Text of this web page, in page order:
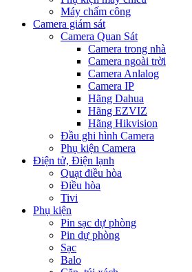
Máy chấm công
Camera giám sát
Camera Quan Sát
Camera trong nhà
Camera ngoài trời
Camera Anlalog
Camera IP
Hãng Dahua
Hãng EZVIZ
Hãng Hikvision
Đầu ghi hình Camera
Phụ kiện Camera
Điện tử, Điện lạnh
Quạt điều hòa
Điều hòa
Tivi
Phụ kiện
Pin sạc dự phòng
Pin dự phòng
Sạc
Balo